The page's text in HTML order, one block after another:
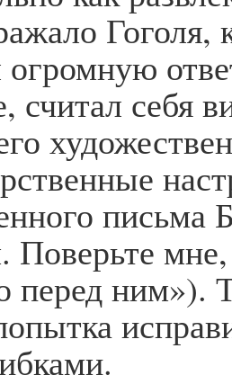
огромную
считал себя
Поверьте
перед